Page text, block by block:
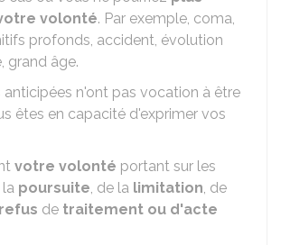
volonté. Par exemple, coma,
profonds, accident, évolution
grand âge.
anticipées n'ont pas vocation à être
êtes en capacité d'exprimer vos
votre volonté portant sur les
poursuite, de la limitation, de
refus de traitement ou d'acte